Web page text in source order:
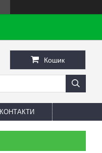
Кошик
КОНТАКТИ